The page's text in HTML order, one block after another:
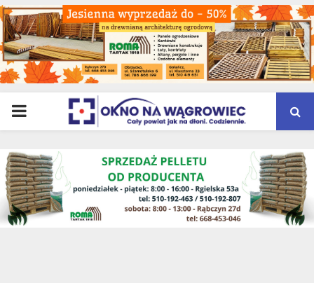
PRIMARY
MENU